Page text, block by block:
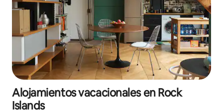
Alojamientos vacacionales en Rock
Islands